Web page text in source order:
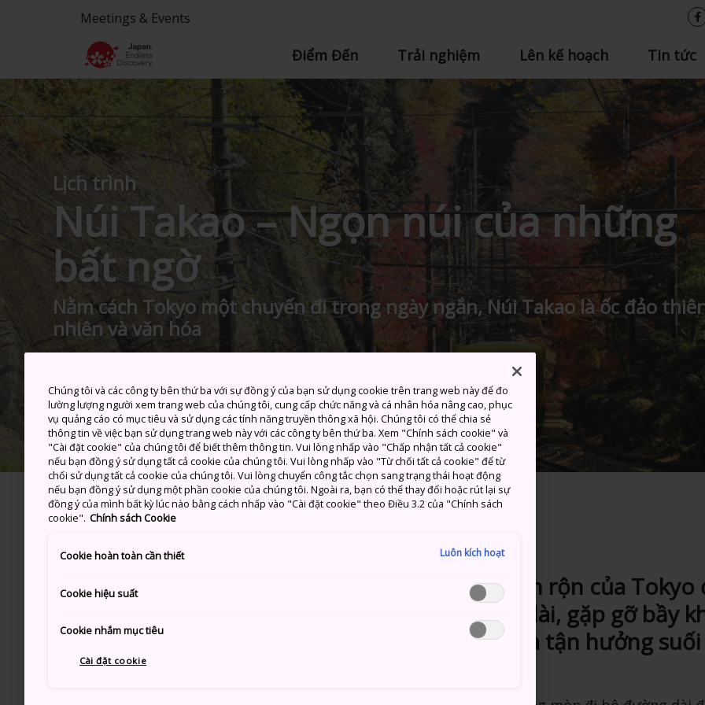
Meetings & Events
Điểm Đến Trải nghiệm Lên kế hoạch Tin tức
Lịch trình
Núi Takao – Ngọn núi của những
bất ngờ
Nằm cách Tokyo một chuyến đi trong ngày ngắn, Núi Takao là ốc đảo
nhiên và văn hóa
Trốn khỏi trung tâm bận rộn của Tokyo
một ngày đi bộ đường dài, gặp gỡ bầy
ngắm nhìn toàn cảnh và tận hưởng
Chúng tôi và các công ty bên thứ ba với sự đồng ý của bạn sử dụng cookie trên trang web này để đo
lường lượng người xem trang web của chúng tôi, cung cấp chức năng và cá nhân hóa nâng cao, phục
vụ quảng cáo có mục tiêu và sử dụng các tính năng truyền thông xã hội. Chúng tôi có thể chia sẻ
thông tin về việc bạn sử dụng trang web này với các công ty bên thứ ba. Xem "Chính sách cookie" và
"Cài đặt cookie" của chúng tôi để biết thêm thông tin. Vui lòng nhấp vào "Chấp nhận tất cả cookie"
nếu bạn đồng ý sử dụng tất cả cookie của chúng tôi. Vui lòng nhấp vào "Từ chối tất cả cookie" để từ
chối sử dụng tất cả cookie của chúng tôi. Vui lòng chuyển công tắc chọn sang trạng thái hoạt động
nếu bạn đồng ý sử dụng một phần cookie của chúng tôi. Ngoài ra, bạn có thể thay đổi hoặc rút lại sự
đồng ý của mình bất kỳ lúc nào bằng cách nhấp vào "Cài đặt cookie" theo Điều 3.2 của "Chính sách
cookie". Chính sách Cookie
Cookie hoàn toàn cần thiết Luôn kích hoạt
Cookie hiệu suất
Cookie nhắm mục tiêu
Cài đặt cookie